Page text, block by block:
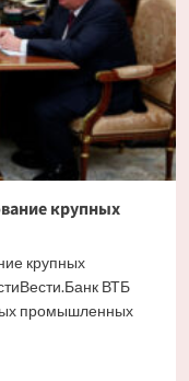
крупных
крупных
ВТБ
промышленных